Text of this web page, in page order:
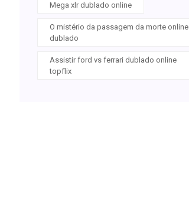
Mega xlr dublado online
O mistério da passagem da morte online
dublado
Assistir ford vs ferrari dublado online
topflix